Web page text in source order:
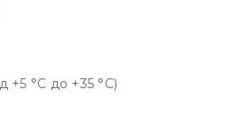
+5 °С до +35 °С)